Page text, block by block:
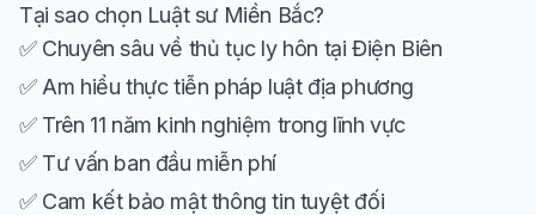
Tại sao chọn Luật sư Miền Bắc?
✅ Chuyên sâu về thủ tục ly hôn tại Điện Biên
✅ Am hiểu thực tiễn pháp luật địa phương
✅ Trên 11 năm kinh nghiệm trong lĩnh vực
✅ Tư vấn ban đầu miễn phí
✅ Cam kết bảo mật thông tin tuyệt đối